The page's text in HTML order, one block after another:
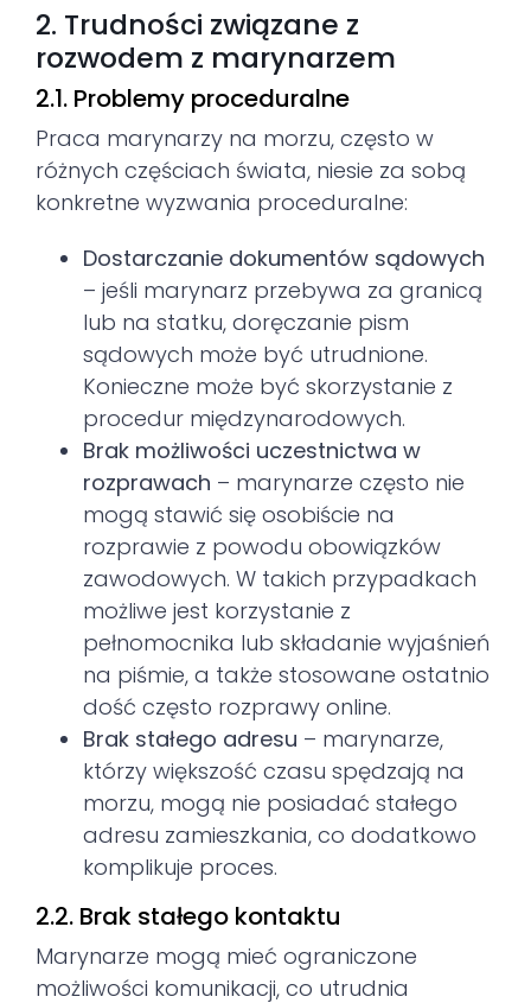
2. Trudności związane z
rozwodem z marynarzem
2.1. Problemy proceduralne
Praca marynarzy na morzu, często w
różnych częściach świata, niesie za sobą
konkretne wyzwania proceduralne:
Dostarczanie dokumentów sądowych
– jeśli marynarz przebywa za granicą
lub na statku, doręczanie pism
sądowych może być utrudnione.
Konieczne może być skorzystanie z
procedur międzynarodowych.
Brak możliwości uczestnictwa w
rozprawach – marynarze często nie
mogą stawić się osobiście na
rozprawie z powodu obowiązków
zawodowych. W takich przypadkach
możliwe jest korzystanie z
pełnomocnika lub składanie wyjaśnień
na piśmie, a także stosowane ostatnio
dość często rozprawy online.
Brak stałego adresu – marynarze,
którzy większość czasu spędzają na
morzu, mogą nie posiadać stałego
adresu zamieszkania, co dodatkowo
komplikuje proces.
2.2. Brak stałego kontaktu
Marynarze mogą mieć ograniczone
możliwości komunikacji, co utrudnia